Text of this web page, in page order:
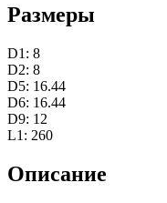
Размеры
D1: 8
D2: 8
D5: 16.44
D6: 16.44
D9: 12
L1: 260
Описание